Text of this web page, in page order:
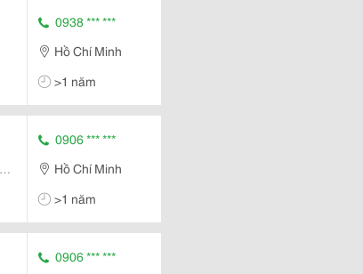
0938 *** ***
Hồ Chí Minh
>1 năm
0906 *** ***
Hồ Chí Minh
>1 năm
0906 *** ***